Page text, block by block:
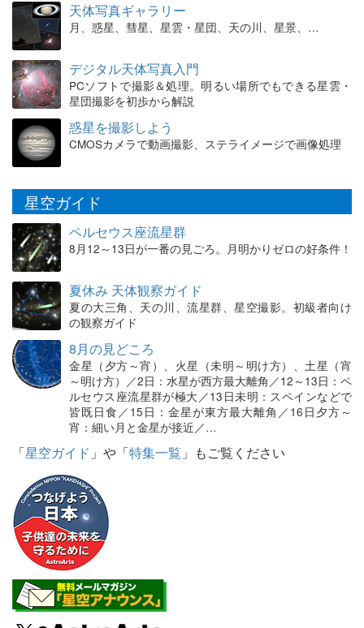
天体写真ギャラリー
月、惑星、彗星、星雲・星団、天の川、星景、…
デジタル天体写真入門
PCソフトで撮影＆処理。明るい場所でもできる星雲・
星団撮影を初歩から解説
惑星を撮影しよう
CMOSカメラで動画撮影、ステライメージで画像処理
星空ガイド
ペルセウス座流星群
8月12～13日が一番の見ごろ。月明かりゼロの好条件！
夏休み 天体観察ガイド
夏の大三角、天の川、流星群、星空撮影。初級者向け
の観察ガイド
8月の見どころ
金星（夕方～宵）、火星（未明～明け方）、土星（宵
～明け方）／2日：水星が西方最大離角／12～13日：ペ
ルセウス座流星群が極大／13日未明：スペインなどで
皆既日食／15日：金星が東方最大離角／16日夕方～
宵：細い月と金星が接近／…
「星空ガイド 」や「特集一覧 」もご覧ください